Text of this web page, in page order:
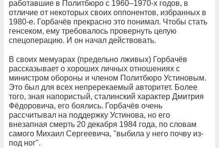
работавшие в Политбюро с 1960–1970-х годов, в
отличие от некоторых своих оппонентов, избранных в
1980-е. Горбачёв прекрасно это понимал. Чтобы стать
генсеком, ему требовалось провернуть целую
спецоперацию. И он начал действовать.
В своих мемуарах (предельно лживых) Горбачёв
рассказывает о хороших личных отношениях с
министром обороны и членом Политбюро Устиновым.
Это был для всех непререкаемый авторитет. Более
того, зная напористый, сталинский характер Дмитрия
Фёдоровича, его боялись. Горбачёв очень
рассчитывал на поддержку Устинова, но его
внезапная смерть 20 декабря 1984 года, по словам
самого Михаил Сергеевича, "выбила у него почву из-
под ног".